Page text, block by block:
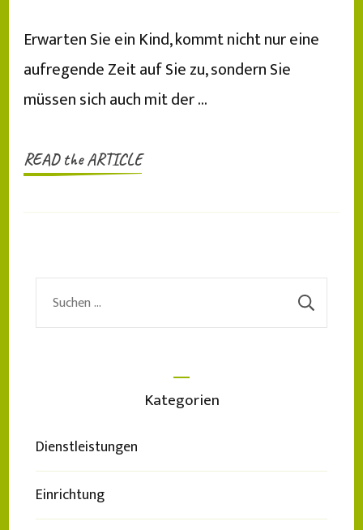
Erwarten Sie ein Kind, kommt nicht nur eine
aufregende Zeit auf Sie zu, sondern Sie
müssen sich auch mit der …
READ the ARTICLE
Suchen
Kategorien
Dienstleistungen
Einrichtung